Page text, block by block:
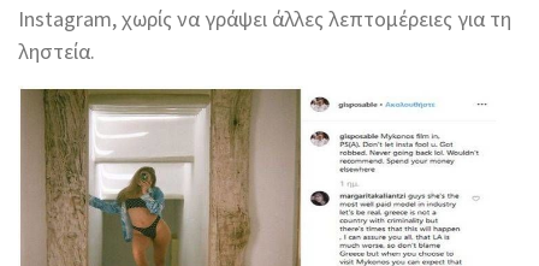
Instagram, χωρίς να γράψει άλλες λεπτομέρειες για τη
ληστεία.